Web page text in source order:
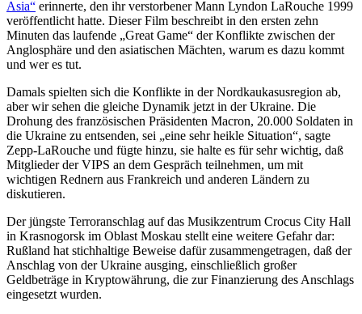
Asia“ erinnerte, den ihr verstorbener Mann Lyndon LaRouche 1999
veröffentlicht hatte. Dieser Film beschreibt in den ersten zehn
Minuten das laufende „Great Game“ der Konflikte zwischen der
Anglosphäre und den asiatischen Mächten, warum es dazu kommt
und wer es tut.
Damals spielten sich die Konflikte in der Nordkaukasusregion ab,
aber wir sehen die gleiche Dynamik jetzt in der Ukraine. Die
Drohung des französischen Präsidenten Macron, 20.000 Soldaten in
die Ukraine zu entsenden, sei „eine sehr heikle Situation“, sagte
Zepp-LaRouche und fügte hinzu, sie halte es für sehr wichtig, daß
Mitglieder der VIPS an dem Gespräch teilnehmen, um mit
wichtigen Rednern aus Frankreich und anderen Ländern zu
diskutieren.
Der jüngste Terroranschlag auf das Musikzentrum Crocus City Hall
in Krasnogorsk im Oblast Moskau stellt eine weitere Gefahr dar:
Rußland hat stichhaltige Beweise dafür zusammengetragen, daß der
Anschlag von der Ukraine ausging, einschließlich großer
Geldbeträge in Kryptowährung, die zur Finanzierung des Anschlags
eingesetzt wurden.